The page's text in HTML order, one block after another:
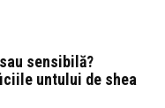
sensibilă?
untului de shea